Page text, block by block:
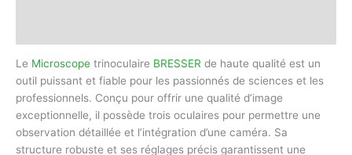
Le Microscope trinoculaire BRESSER de haute qualité est un
outil puissant et fiable pour les passionnés de sciences et les
professionnels. Conçu pour offrir une qualité d’image
exceptionnelle, il possède trois oculaires pour permettre une
observation détaillée et l’intégration d’une caméra. Sa
structure robuste et ses réglages précis garantissent une